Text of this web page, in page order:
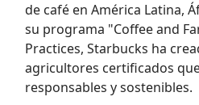
de café en América Latina,
su programa "Coffee and
Practices, Starbucks ha
agricultores certificados
responsables y sostenibles.